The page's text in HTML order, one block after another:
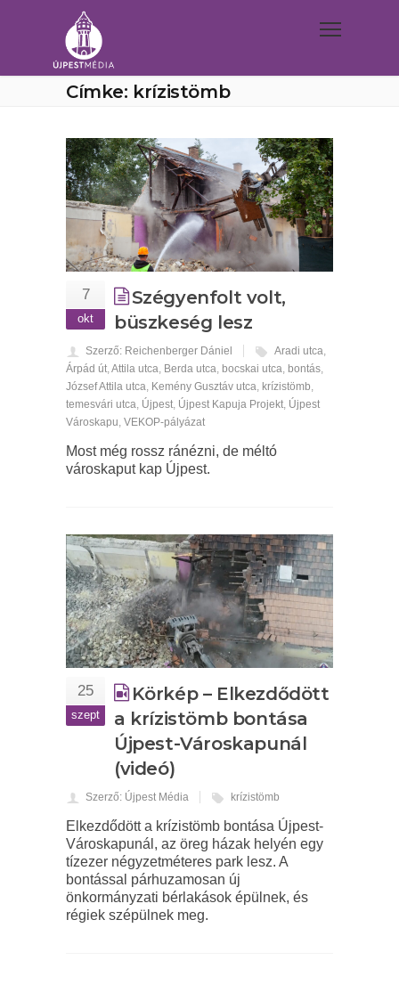
Címke: krízistömb
7
okt
Szégyenfolt volt,
büszkeség lesz
Szerző: Reichenberger Dániel Aradi utca,
Árpád út,Attila utca, Berda utca, bocskai utca, bontás,
József Attila utca, Kemény Gusztáv utca, krízistömb,
temesvári utca, Újpest, Újpest Kapuja Projekt, Újpest
Városkapu, VEKOP-pályázat
Most még rossz ránézni, de méltó
városkaput kap Újpest.
25
szept
Körkép – Elkezdődött
a krízistömb bontása
Újpest-Városkapunál
(videó)
Szerző: Újpest Média krízistömb
Elkezdődött a krízistömb bontása Újpest-
Városkapunál, az öreg házak helyén egy
tízezer négyzetméteres park lesz. A
bontással párhuzamosan új
önkormányzati bérlakások épülnek, és
régiek szépülnek meg.